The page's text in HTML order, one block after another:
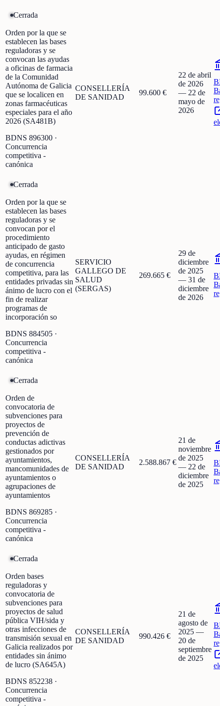
Cerrada
Orden por la que se
establecen las bases
reguladoras y se
convocan las ayudas
a oficinas de farmacia
de la Comunidad
Autónoma de Galicia
que se localicen en
zonas farmacéuticas
especiales para el año
2026 (SA481B)
BDNS 896300 ·
Concurrencia
competitiva -
canónica
CONSELLERÍA
DE SANIDAD
99.600 €
22 de abril
de 2026
— 22 de
mayo de
2026
Cerrada
Orden por la que se
establecen las bases
reguladoras y se
convocan por el
procedimiento
anticipado de gasto
ayudas, en régimen
de concurrencia
competitiva, para las
entidades privadas sin
ánimo de lucro con el
fin de realizar
programas de
incorporación so
BDNS 884505 ·
Concurrencia
competitiva -
canónica
SERVICIO
GALLEGO DE
SALUD
(SERGAS)
269.665 €
29 de
diciembre
de 2025
— 31 de
diciembre
de 2026
Cerrada
Orden de
convocatoria de
subvenciones para
proyectos de
prevención de
conductas adictivas
gestionados por
ayuntamientos,
mancomunidades de
ayuntamientos o
agrupaciones de
ayuntamientos
BDNS 869285 ·
Concurrencia
competitiva -
canónica
CONSELLERÍA
DE SANIDAD
2.588.867 €
21 de
noviembre
de 2025
— 22 de
diciembre
de 2025
Cerrada
Orden bases
reguladoras y
convocatoria de
subvenciones para
proyectos de salud
pública VIH/sida y
otras infecciones de
transmisión sexual en
Galicia realizados por
entidades sin ánimo
de lucro (SA645A)
BDNS 852238 ·
Concurrencia
competitiva -
CONSELLERÍA
DE SANIDAD
990.426 €
21 de
agosto de
2025 —
20 de
septiembre
de 2025